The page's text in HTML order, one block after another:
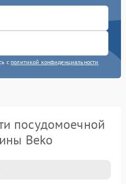
с политикой конфиденциальности
посудомоечной
Beko